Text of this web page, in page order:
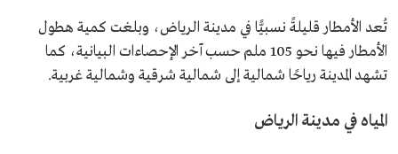
تُعد الأمطار قليلةً نسبيًّا في مدينة الرياض، وبلغت كمية هطول
الأمطار فيها نحو 105 ملم حسب آخر الإحصاءات البيانية، كما
تشهد المدينة رياحًا شمالية إلى شمالية شرقية وشمالية غربية.
المياه في مدينة الرياض